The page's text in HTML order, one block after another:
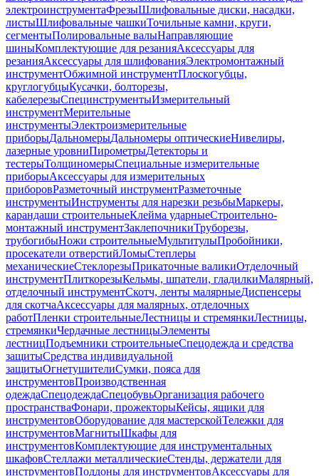
электроинструментаФрезыШлифовальные диски, насадки,
листыШлифовальные чашкиТочильные камни, круги,
сегментыПолировальные валыНаправляющие
шиныКомплектующие для резанияАксессуары для
резанияАксессуары для шлифованияЭлектромонтажный
инструментОбжимной инструментПлоскогубцы,
круглогубцыКусачки, болторезы,
кабелерезыСпецинструментыИзмерительный
инструментМерительные
инструментыЭлектроизмерительные
приборыДальномерыДальномеры оптическиеНивелиры,
лазерные уровниПирометрыДетекторы и
тестерыТолщиномерыСпециальные измерительные
приборыАксессуары для измерительных
приборовРазметочный инструментРазметочные
инструментыИнструменты для нарезки резьбыМаркеры,
карандаши строительныеКлейма ударныеСтроительно-
монтажный инструментЗаклепочникиТруборезы,
трубогибыНожи строительныеМультитулыПробойники,
просекатели отверстийЛомыСтеплеры
механическиеСтеклорезыПрикаточные валикиОтделочный
инструментПлиткорезыКельмы, шпатели, гладилкиМалярный,
отделочный инструментСкотч, ленты малярныеДиспенсеры
для скотчаАксессуары для малярных, отделочных
работПленки строительныеЛестницы и стремянкиЛестницы,
стремянкиЧердачные лестницыЭлементы
лестницПодъемники строительныеСпецодежда и средства
защитыСредства индивидуальной
защитыОгнетушителиСумки, пояса для
инструментовПроизводственная
одеждаСпецодеждаСпецобувьОрганизация рабочего
пространстваФонари, прожекторыКейсы, ящики для
инструментовОборудование для мастерскойТележки для
инструментовМагнитыШкафы для
инструментовКомплектующие для инструментальных
шкафовСтеллажи металлическиеСтенды, держатели для
инструментовПоддоны для инструментовАксессуары для